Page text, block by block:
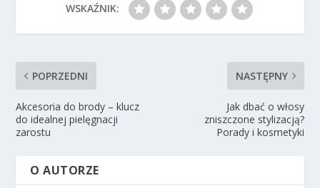
WSKAŹNIK:
POPRZEDNI
Akcesoria do brody – klucz
do idealnej pielęgnacji
zarostu
NASTĘPNY
Jak dbać o włosy
zniszczone stylizacją?
Porady i kosmetyki
O AUTORZE